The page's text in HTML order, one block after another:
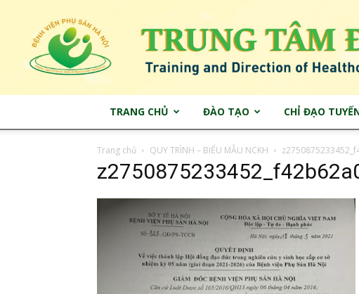
TRANG CHỦ ĐÀO TẠO CHỈ ĐẠO
Trang chủ QUY TRÌNH – BIỂU MẪU NCKH